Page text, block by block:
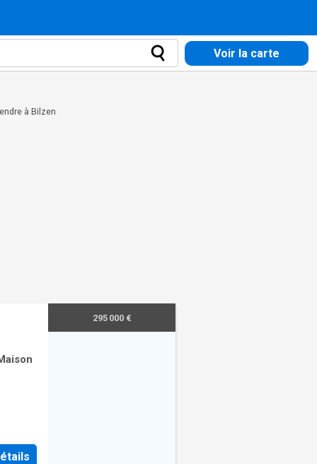
Voir la carte
à Bilzen
295 000 €